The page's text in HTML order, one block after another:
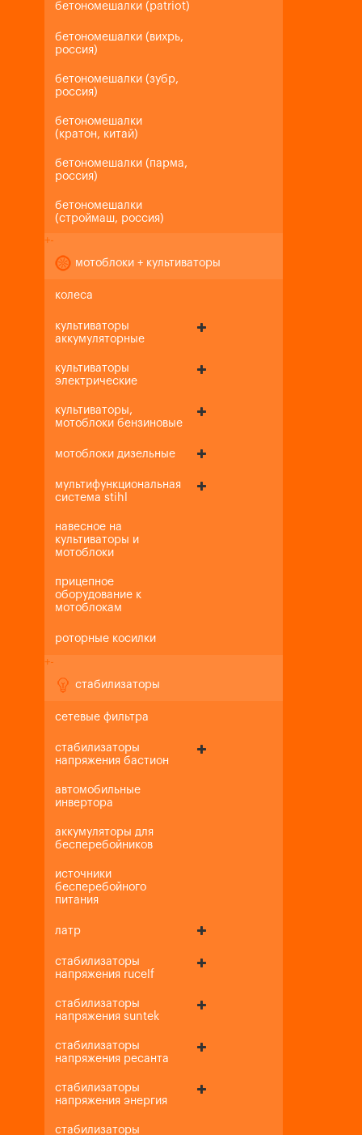
бетономешалки (patriot)
бетономешалки (вихрь,
россия)
бетономешалки (зубр,
россия)
бетономешалки
(кратон, китай)
бетономешалки (парма,
россия)
бетономешалки
(строймаш, россия)
+-
мотоблоки + культиваторы
колеса
культиваторы
аккумуляторные
культиваторы
электрические
культиваторы,
мотоблоки бензиновые
мотоблоки дизельные
мультифункциональная
система stihl
навесное на
культиваторы и
мотоблоки
прицепное
оборудование к
мотоблокам
роторные косилки
+-
стабилизаторы
сетевые фильтра
стабилизаторы
напряжения бастион
автомобильные
инвертора
аккумуляторы для
бесперебойников
источники
бесперебойного
питания
латр
стабилизаторы
напряжения rucelf
стабилизаторы
напряжения suntek
стабилизаторы
напряжения ресанта
стабилизаторы
напряжения энергия
стабилизаторы